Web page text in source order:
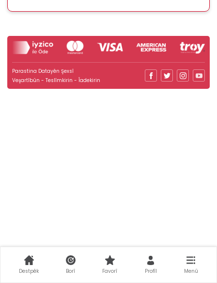
Parastina Datayên Şexsî
Veşartîbûn - Teslîmkirin - Îadekirin
Destpêk Borî Favorî Profîl Menû